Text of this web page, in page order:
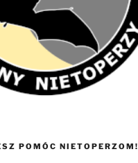
POMÓC NIETOPERZOM!